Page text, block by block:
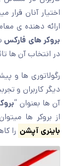
اختیار آنان قرار
ارائه دهنده ی
بروکر های فارکس
در انتخاب آن ها
رگولاتوری ها و
دیگر کاربران و
آن ها بعنوان “
از بروکر ها
باینری آپشن را